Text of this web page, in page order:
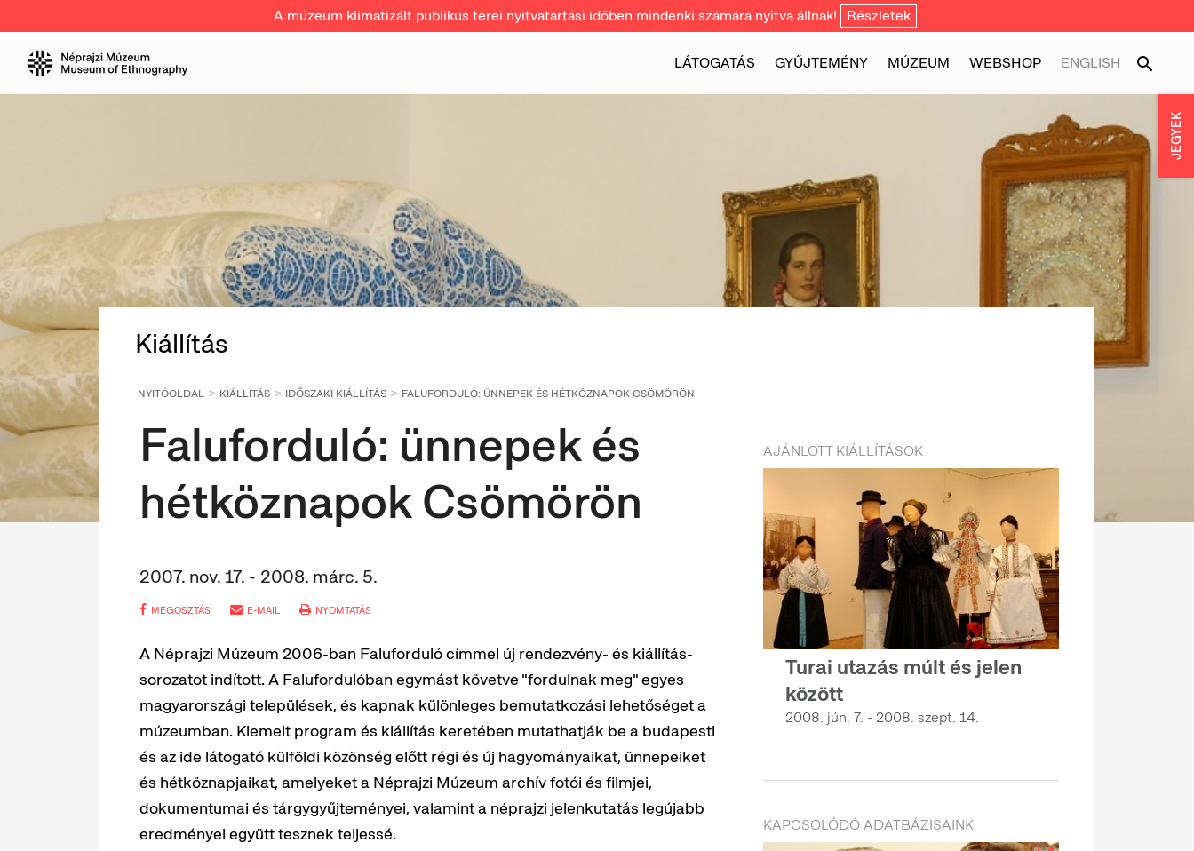
A múzeum klimatizált publikus terei nyitvatartási időben mindenki számára nyitva állnak! Részletek
LÁTOGATÁS GYŰJTEMÉNY MÚZEUM WEBSHOP ENGLISH
Kiállítás
NYITÓOLDAL KIÁLLÍTÁS IDŐSZAKI KIÁLLÍTÁS FALUFORDULÓ: ÜNNEPEK ÉS HÉTKÖZNAPOK CSÖMÖRÖN
Faluforduló: ünnepek és
hétköznapok Csömörön
2007. nov. 17. - 2008. márc. 5.
MEGOSZTÁS E-MAIL NYOMTATÁS
A Néprajzi Múzeum 2006-ban Faluforduló címmel új rendezvény- és kiállítás-
sorozatot indított. A Falufordulóban egymást követve "fordulnak meg" egyes
magyarországi települések, és kapnak különleges bemutatkozási lehetőséget a
múzeumban. Kiemelt program és kiállítás keretében mutathatják be a budapesti
és az ide látogató külföldi közönség előtt régi és új hagyományaikat, ünnepeiket
és hétköznapjaikat, amelyeket a Néprajzi Múzeum archív fotói és filmjei,
dokumentumai és tárgygyűjteményei, valamint a néprajzi jelenkutatás legújabb
eredményei együtt tesznek teljessé.
AJÁNLOTT KIÁLLÍTÁSOK
Turai utazás múlt és jelen
között
2008. jún. 7. - 2008. szept. 14.
KAPCSOLÓDÓ ADATBÁZISAINK
JEGYEK